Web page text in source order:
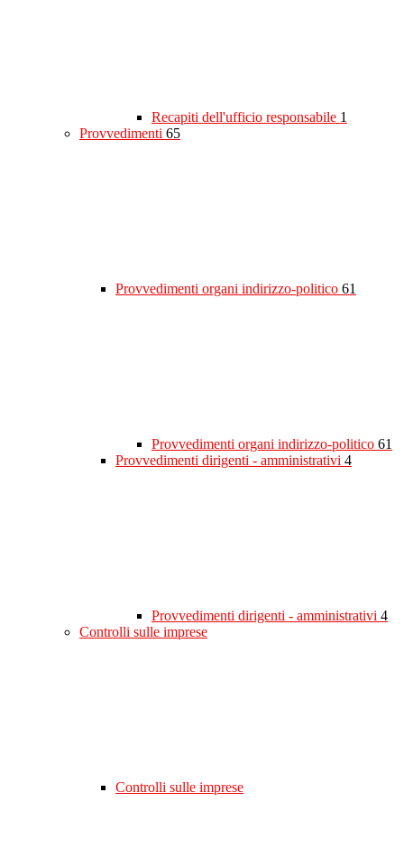
Recapiti dell'ufficio responsabile 1
Provvedimenti 65
Provvedimenti organi indirizzo-politico 61
Provvedimenti organi indirizzo-politico 61
Provvedimenti dirigenti - amministrativi 4
Provvedimenti dirigenti - amministrativi 4
Controlli sulle imprese
Controlli sulle imprese